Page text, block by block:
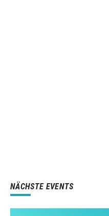
NÄCHSTE EVENTS